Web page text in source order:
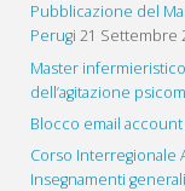
Pubblicazione del
Perugi 21 Settembre
Master
dell’agitazione
Blocco email
Corso Interregionale
Insegnamenti generali